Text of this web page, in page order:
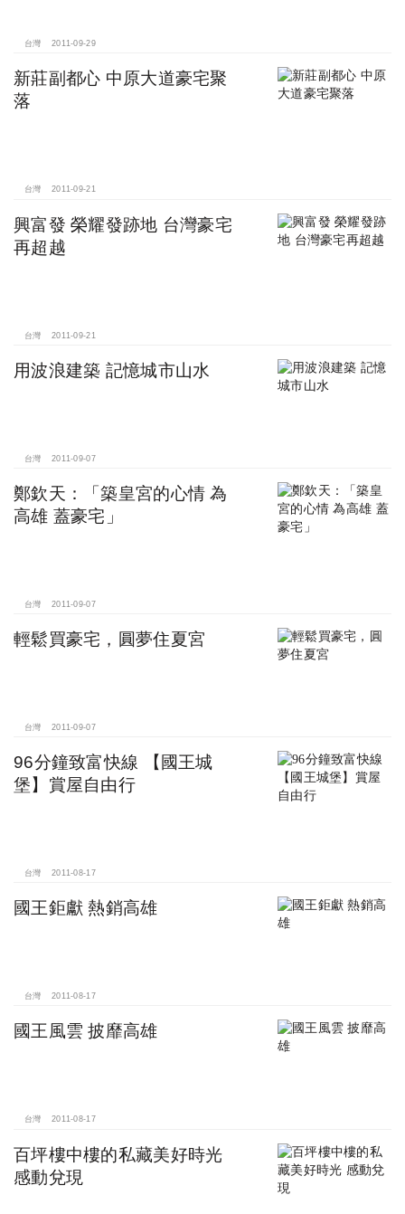
台灣 2011-09-29
新莊副都心 中原大道豪宅聚
落
台灣 2011-09-21
興富發 榮耀發跡地 台灣豪宅
再超越
台灣 2011-09-21
用波浪建築 記憶城市山水
台灣 2011-09-07
鄭欽天：「築皇宮的心情 為
高雄 蓋豪宅」
台灣 2011-09-07
輕鬆買豪宅，圓夢住夏宮
台灣 2011-09-07
96分鐘致富快線 【國王城
堡】賞屋自由行
台灣 2011-08-17
國王鉅獻 熱銷高雄
台灣 2011-08-17
國王風雲 披靡高雄
台灣 2011-08-17
百坪樓中樓的私藏美好時光
感動兌現